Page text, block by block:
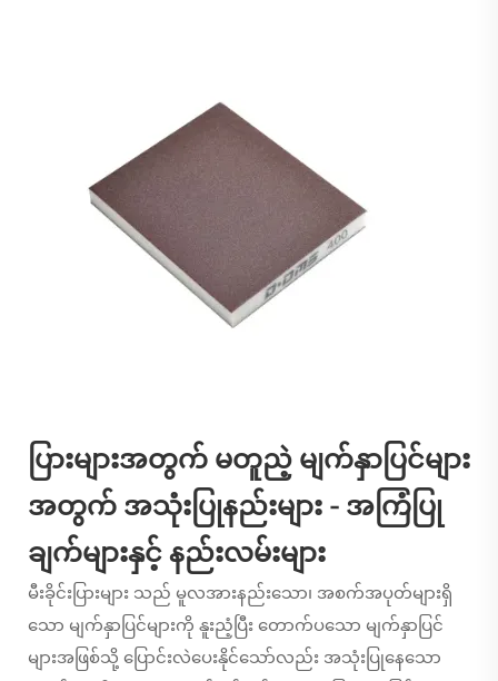
ပြားများအတွက် မတူညဲ့ မျက်နှာပြင်များ
အတွက် အသုံးပြုနည်းများ - အကြံပြု
ချက်များနှင့် နည်းလမ်းများ
မီးခိုင်းပြားများ သည် မူလအားနည်းသော၊ အစက်အပုတ်များရှိ
သော မျက်နှာပြင်များကို နူးညံ့ပြီး တောက်ပသော မျက်နှာပြင်
များအဖြစ်သို့ ပြောင်းလဲပေးနိုင်သော်လည်း အသုံးပြုနေသော